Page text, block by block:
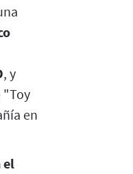
, y
"Toy
en
el